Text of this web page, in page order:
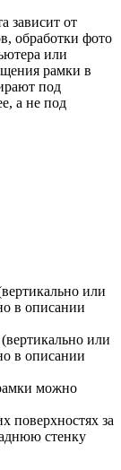
зависит от
обработки фото
или
рамки в
под
а не под
или
в описании
или
в описании
можно
поверхностях за
стенку